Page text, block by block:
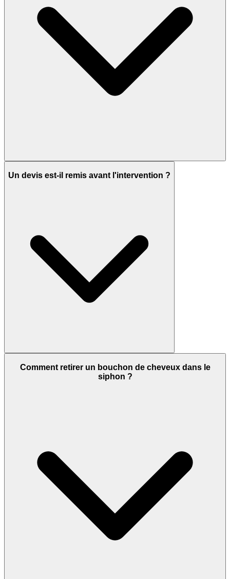
Un devis est-il remis avant l'intervention ?
Comment retirer un bouchon de cheveux dans le
siphon ?